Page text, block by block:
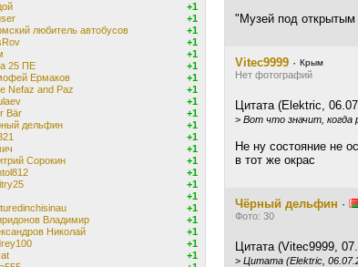
+1
+1
любитель автобусов
+1
+1
+1
25 ПЕ
+1
Ермаков
+1
Nefaz and Paz
+1
+1
Bär
+1
дельфин
+1
+1
+1
Сорокин
+1
+1
+1
+1
+1
Владимир
+1
Николай
+1
+1
+1
"Музей под
Vitec9999 · Крым
Нет фотографий
Цитата (Elektric,
> Вот что значит, когда
Не ну состояние не
в тот же окрас
Чёрный дельфин ·
Фото: 30
Цитата (Vitec9999,
> Цитата (Elektric,